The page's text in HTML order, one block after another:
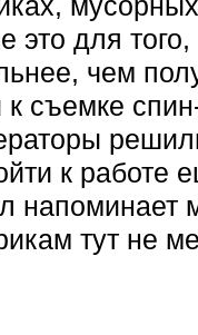
для
чем
к съемке
к работе
напоминает
тут не